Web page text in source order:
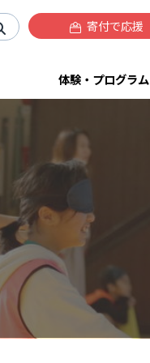
寄付で応援
体験・プログラム